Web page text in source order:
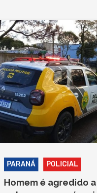
PARANÁ POLICIAL
Homem é agredido